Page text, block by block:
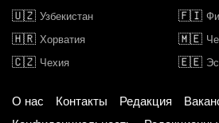
🇺🇿 Узбекистан 🇫🇮
🇭🇷 Хорватия 🇲🇪
🇨🇿 Чехия 🇪🇪
О нас Контакты Редакция